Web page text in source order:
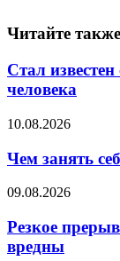
Читайте также
Стал
человека
10.08.2026
Чем занять
09.08.2026
Резкое
вредны